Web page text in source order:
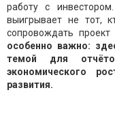
работу с
выигрывает не тот,
сопровождать
особенно важно:
темой для
экономического
развития.